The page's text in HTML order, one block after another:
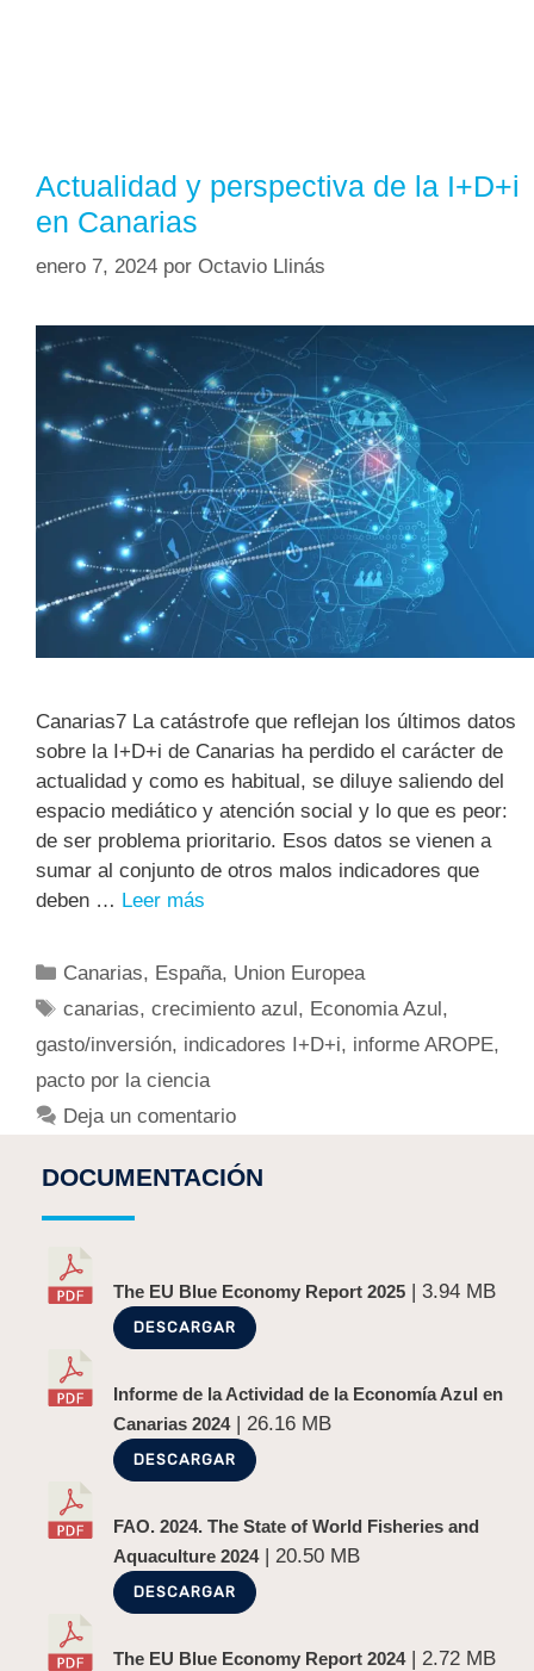
Actualidad y perspectiva de la I+D+i
en Canarias
enero 7, 2024 por Octavio Llinás
Canarias7 La catástrofe que reflejan los últimos datos
sobre la I+D+i de Canarias ha perdido el carácter de
actualidad y como es habitual, se diluye saliendo del
espacio mediático y atención social y lo que es peor:
de ser problema prioritario. Esos datos se vienen a
sumar al conjunto de otros malos indicadores que
deben … Leer más
Canarias, España, Union Europea
canarias,crecimiento azul , Economia Azul ,
gasto/inversión, indicadores I+D+i, informe AROPE,
pacto por la ciencia
Deja un comentario
DOCUMENTACIÓN
The EU Blue Economy Report 2025 | 3.94 MB
DESCARGAR
Informe de la Actividad de la Economía Azul en
Canarias 2024| 26.16 MB
DESCARGAR
FAO. 2024. The State of World Fisheries and
Aquaculture 2024| 20.50 MB
DESCARGAR
The EU Blue Economy Report 2024| 2.72 MB